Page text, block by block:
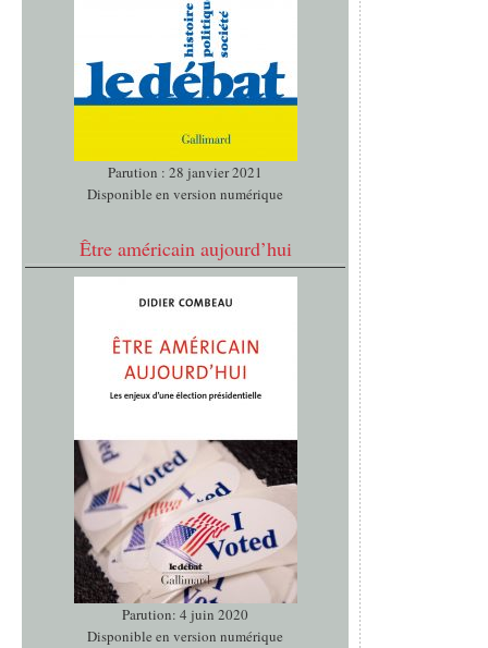
Parution : 28 janvier 2021
Disponible en version numérique
Être américain aujourd’hui
Parution: 4 juin 2020
Disponible en version numérique